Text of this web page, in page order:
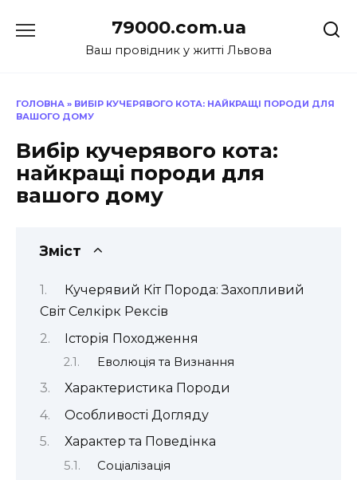
до
79000.com.ua
Ваш провідник у житті Львова
ГОЛОВНА » ВИБІР КУЧЕРЯВОГО КОТА: НАЙКРАЩІ ПОРОДИ ДЛЯ
ВАШОГО ДОМУ
Вибір кучерявого кота:
найкращі породи для
вашого дому
Зміст
Кучерявий Кіт Порода: Захопливий
Світ Селкірк Рексів
Історія Походження
Еволюція та Визнання
Характеристика Породи
Особливості Догляду
Характер та Поведінка
Соціалізація